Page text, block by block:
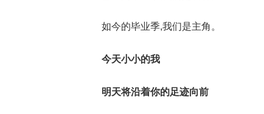
如今的毕业季,我们是主角。
今天小小的我
明天将沿着你的足迹向前